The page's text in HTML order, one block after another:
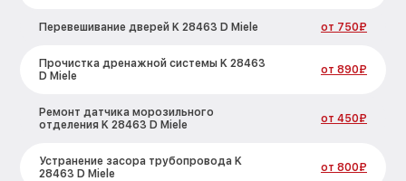
Перевешивание дверей K 28463 D Miele от 750₽
Прочистка дренажной системы K 28463
D Miele
от 890₽
Ремонт датчика морозильного
отделения K 28463 D Miele
от 450₽
Устранение засора трубопровода K
28463 D Miele
от 800₽